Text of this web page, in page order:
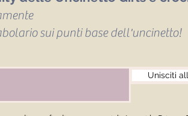
Attacco catenella porta cellulare
sui punti base dell'uncinetto!
Unisciti